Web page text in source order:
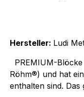
Hersteller: Ludi
PREMIUM-
Röhm®) und hat
enthalten sind.